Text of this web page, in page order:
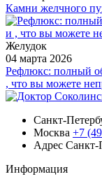
Камни желчного
Желудок
04 марта 2026
Рефлюкс: полный
, что вы можете
Санкт-
Москва +7
Адрес Санкт-
Информация